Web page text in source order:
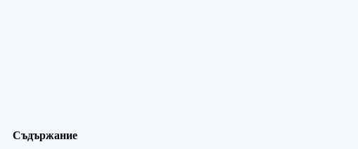
Съдържание